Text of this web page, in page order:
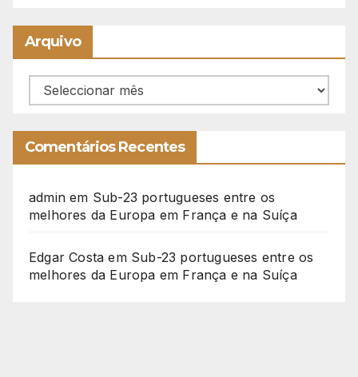
Arquivo
Arquivo
Comentários Recentes
admin em Sub-23 portugueses entre os
melhores da Europa em França e na Suíça
Edgar Costa em Sub-23 portugueses entre os
melhores da Europa em França e na Suíça